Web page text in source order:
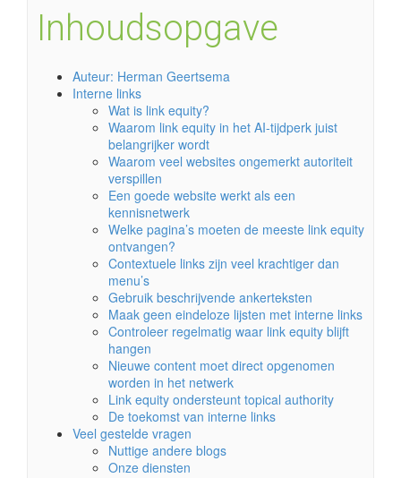
Inhoudsopgave
Auteur: Herman Geertsema
Interne links
Wat is link equity?
Waarom link equity in het AI-tijdperk juist
belangrijker wordt
Waarom veel websites ongemerkt autoriteit
verspillen
Een goede website werkt als een
kennisnetwerk
Welke pagina’s moeten de meeste link equity
ontvangen?
Contextuele links zijn veel krachtiger dan
menu’s
Gebruik beschrijvende ankerteksten
Maak geen eindeloze lijsten met interne links
Controleer regelmatig waar link equity blijft
hangen
Nieuwe content moet direct opgenomen
worden in het netwerk
Link equity ondersteunt topical authority
De toekomst van interne links
Veel gestelde vragen
Nuttige andere blogs
Onze diensten